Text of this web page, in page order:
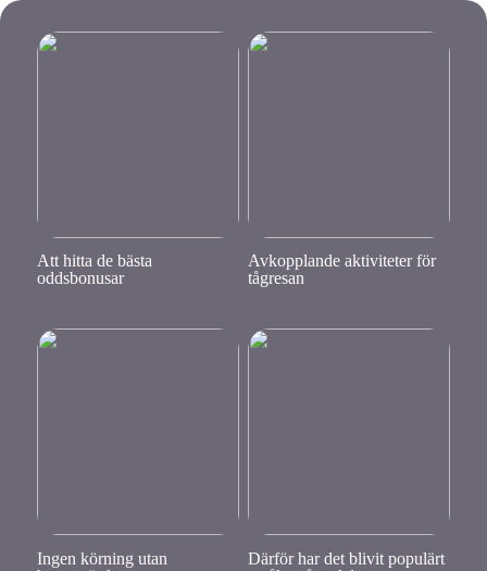
Att hitta de bästa
oddsbonusar
Avkopplande aktiviteter för
tågresan
Ingen körning utan
Därför har det blivit populärt